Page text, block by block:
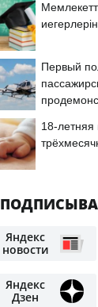
Первый
18-летняя
Яндекс
новости
Яндекс
Дзен